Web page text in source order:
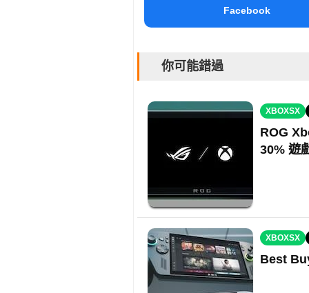
Facebook
你可能錯過
XBOXSX
ROG
30% 遊
XBOXSX
Best